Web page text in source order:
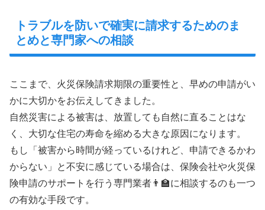
トラブルを防いで確実に請求するためのま
とめと専門家への相談
ここまで、火災保険請求期限の重要性と、早めの申請がい
かに大切かをお伝えしてきました。
自然災害による被害は、放置しても自然に直ることはな
く、大切な住宅の寿命を縮める大きな原因になります。
もし「被害から時間が経っているけれど、申請できるかわ
からない」と不安に感じている場合は、保険会社や火災保
険申請のサポートを行う専門業者👨‍🏫に相談するのも一つ
の有効な手段です。